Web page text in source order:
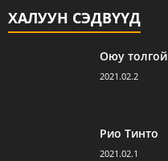
ХАЛУУН СЭДВҮҮД
Оюу толгой
2021.02.2
Рио Тинто
2021.02.1